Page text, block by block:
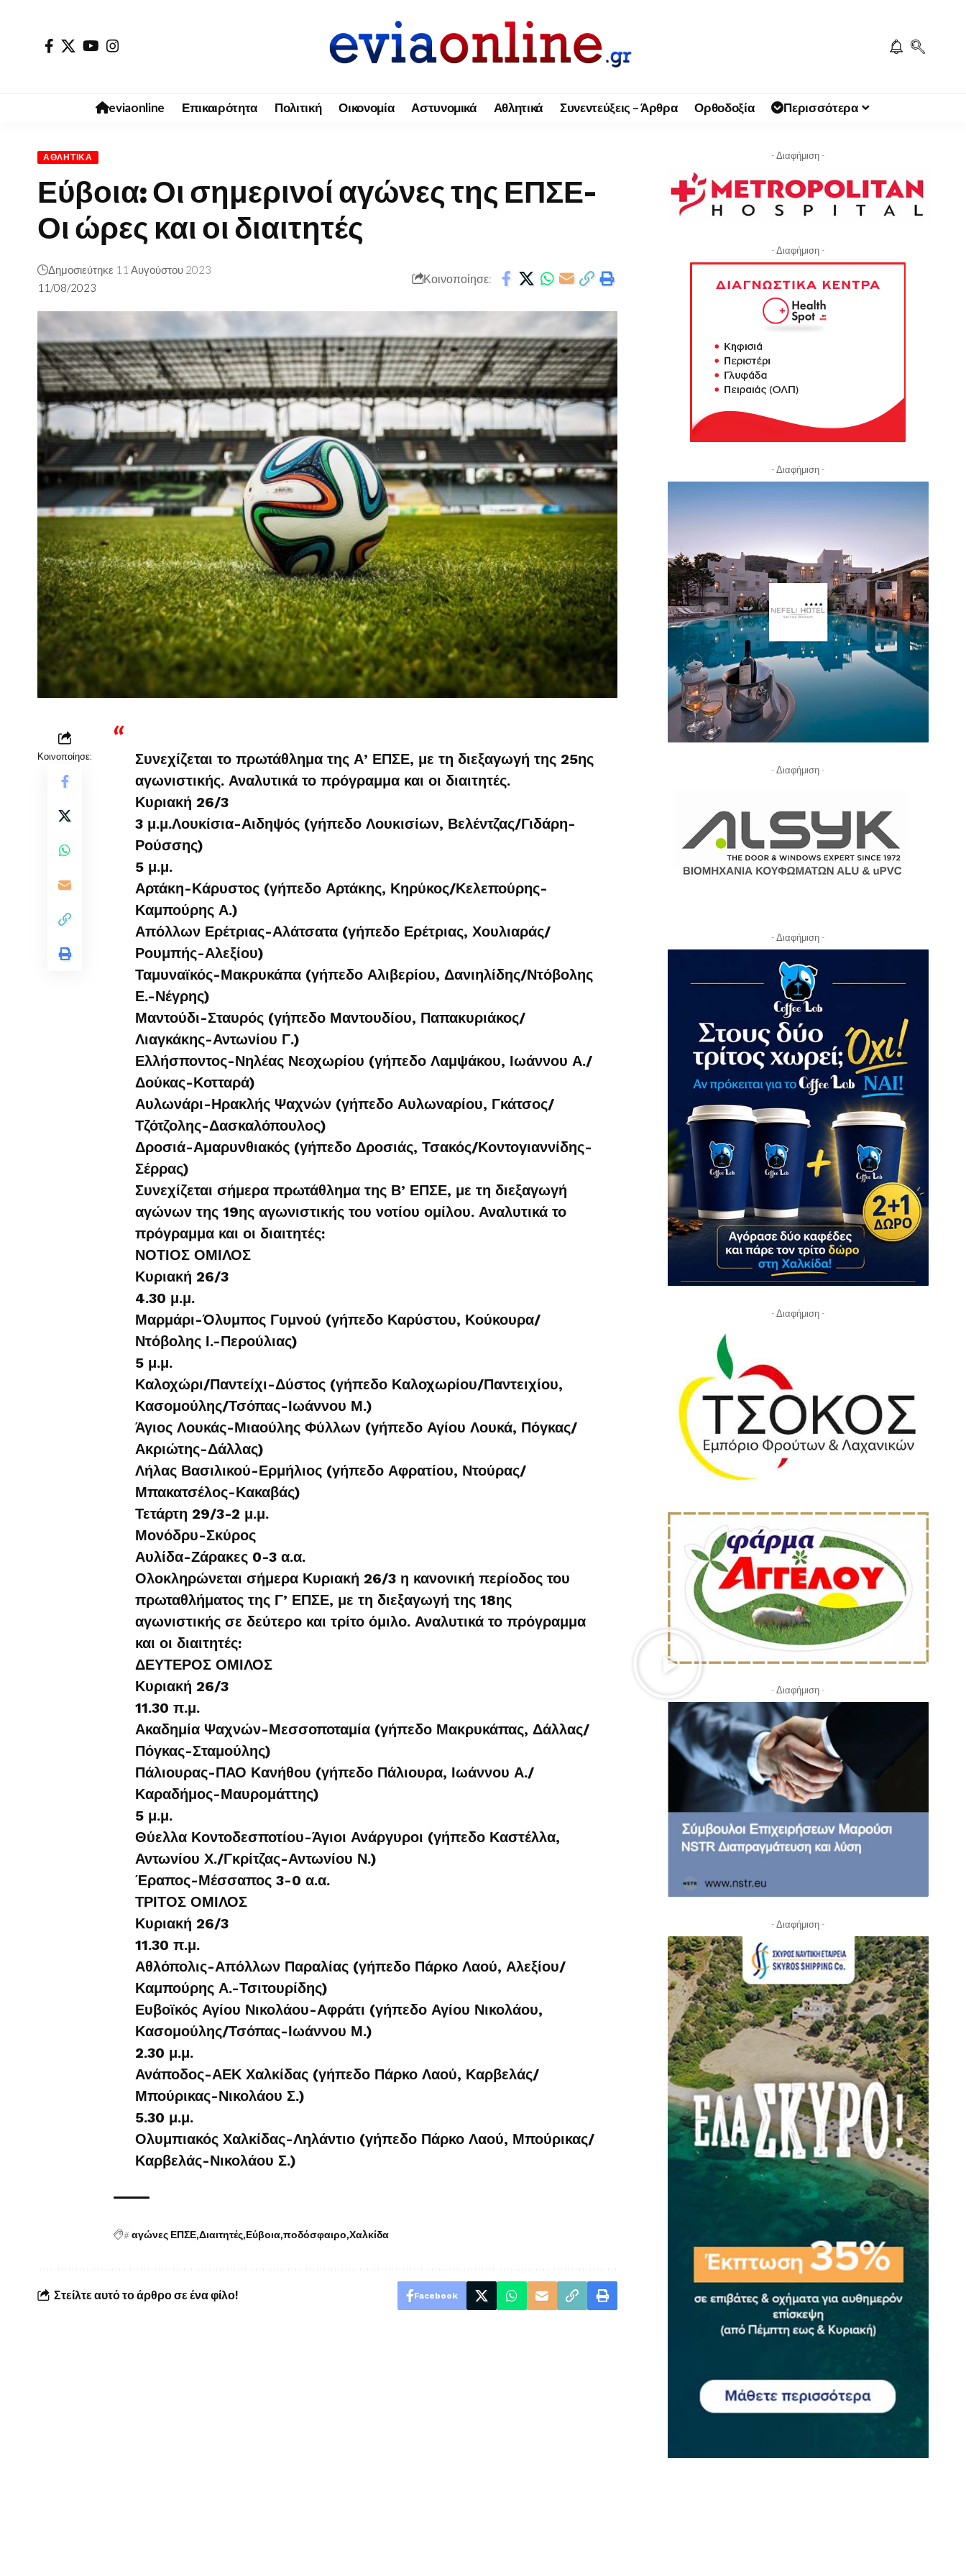
eviaonline Επικαιρότητα Πολιτική Οικονομία Αστυνομικά Αθλητικά Συνεντεύξεις – Άρθρα Ορθοδοξία Περισσότερα
ΑΘΛΗΤΙΚΆ
Εύβοια: Οι σημερινοί αγώνες της ΕΠΣΕ-
Οι ώρες και οι διαιτητές
11/08/2023
Δημοσιεύτηκε 11 Αυγούστου 2023
Κοινοποίησε:
Κοινοποίησε:
Συνεχίζεται το πρωτάθλημα της Α’ ΕΠΣΕ, με τη διεξαγωγή της 25ης
αγωνιστικής. Αναλυτικά το πρόγραμμα και οι διαιτητές.
Κυριακή 26/3
3 μ.μ.Λουκίσια-Αιδηψός (γήπεδο Λουκισίων, Βελέντζας/Γιδάρη-
Ρούσσης)
5 μ.μ.
Αρτάκη-Κάρυστος (γήπεδο Αρτάκης, Κηρύκος/Κελεπούρης-
Καμπούρης Α.)
Απόλλων Ερέτριας-Αλάτσατα (γήπεδο Ερέτριας, Χουλιαράς/
Ρουμπής-Αλεξίου)
Ταμυναϊκός-Μακρυκάπα (γήπεδο Αλιβερίου, Δανιηλίδης/Ντόβολης
Ε.-Νέγρης)
Μαντούδι-Σταυρός (γήπεδο Μαντουδίου, Παπακυριάκος/
Λιαγκάκης-Αντωνίου Γ.)
Ελλήσποντος-Νηλέας Νεοχωρίου (γήπεδο Λαμψάκου, Ιωάννου Α./
Δούκας-Κοτταρά)
Αυλωνάρι-Ηρακλής Ψαχνών (γήπεδο Αυλωναρίου, Γκάτσος/
Τζότζολης-Δασκαλόπουλος)
Δροσιά-Αμαρυνθιακός (γήπεδο Δροσιάς, Τσακός/Κοντογιαννίδης-
Σέρρας)
Συνεχίζεται σήμερα πρωτάθλημα της Β’ ΕΠΣΕ, με τη διεξαγωγή
αγώνων της 19ης αγωνιστικής του νοτίου ομίλου. Αναλυτικά το
πρόγραμμα και οι διαιτητές:
ΝΟΤΙΟΣ ΟΜΙΛΟΣ
Κυριακή 26/3
4.30 μ.μ.
Μαρμάρι-Όλυμπος Γυμνού (γήπεδο Καρύστου, Κούκουρα/
Ντόβολης Ι.-Περούλιας)
5 μ.μ.
Καλοχώρι/Παντείχι-Δύστος (γήπεδο Καλοχωρίου/Παντειχίου,
Κασομούλης/Τσόπας-Ιωάννου Μ.)
Άγιος Λουκάς-Μιαούλης Φύλλων (γήπεδο Αγίου Λουκά, Πόγκας/
Ακριώτης-Δάλλας)
Λήλας Βασιλικού-Ερμήλιος (γήπεδο Αφρατίου, Ντούρας/
Μπακατσέλος-Κακαβάς)
Τετάρτη 29/3-2 μ.μ.
Μονόδρυ-Σκύρος
Αυλίδα-Ζάρακες 0-3 α.α.
Ολοκληρώνεται σήμερα Κυριακή 26/3 η κανονική περίοδος του
πρωταθλήματος της Γ’ ΕΠΣΕ, με τη διεξαγωγή της 18ης
αγωνιστικής σε δεύτερο και τρίτο όμιλο. Αναλυτικά το πρόγραμμα
και οι διαιτητές:
ΔΕΥΤΕΡΟΣ ΟΜΙΛΟΣ
Κυριακή 26/3
11.30 π.μ.
Ακαδημία Ψαχνών-Μεσσοποταμία (γήπεδο Μακρυκάπας, Δάλλας/
Πόγκας-Σταμούλης)
Πάλιουρας-ΠΑΟ Κανήθου (γήπεδο Πάλιουρα, Ιωάννου Α./
Καραδήμος-Μαυρομάττης)
5 μ.μ.
Θύελλα Κοντοδεσποτίου-Άγιοι Ανάργυροι (γήπεδο Καστέλλα,
Αντωνίου Χ./Γκρίτζας-Αντωνίου Ν.)
Έραπος-Μέσσαπος 3-0 α.α.
ΤΡΙΤΟΣ ΟΜΙΛΟΣ
Κυριακή 26/3
11.30 π.μ.
Αθλόπολις-Απόλλων Παραλίας (γήπεδο Πάρκο Λαού, Αλεξίου/
Καμπούρης Α.-Τσιτουρίδης)
Ευβοϊκός Αγίου Νικολάου-Αφράτι (γήπεδο Αγίου Νικολάου,
Κασομούλης/Τσόπας-Ιωάννου Μ.)
2.30 μ.μ.
Ανάποδος-ΑΕΚ Χαλκίδας (γήπεδο Πάρκο Λαού, Καρβελάς/
Μπούρικας-Νικολάου Σ.)
5.30 μ.μ.
Ολυμπιακός Χαλκίδας-Ληλάντιο (γήπεδο Πάρκο Λαού, Μπούρικας/
Καρβελάς-Νικολάου Σ.)
#αγώνες ΕΠΣΕ Διαιτητές Εύβοια ποδόσφαιρο Χαλκίδα
Στείλτε αυτό το άρθρο σε ένα φίλο! Facebook
- Διαφήμιση -
- Διαφήμιση -
- Διαφήμιση -
- Διαφήμιση -
- Διαφήμιση -
- Διαφήμιση -
- Διαφήμιση -
- Διαφήμιση -